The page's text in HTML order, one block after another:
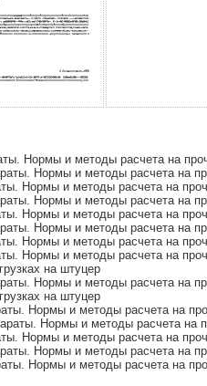
Нормы и методы расчета на
Нормы и методы расчета на
Нормы и методы расчета на
Нормы и методы расчета на
Нормы и методы расчета на
Нормы и методы расчета на
Нормы и методы расчета на
Нормы и методы расчета на
на штуцер
Нормы и методы расчета на
на штуцер
Нормы и методы расчета на
Нормы и методы расчета на
Нормы и методы расчета на
Нормы и методы расчета на
Нормы и методы расчета на